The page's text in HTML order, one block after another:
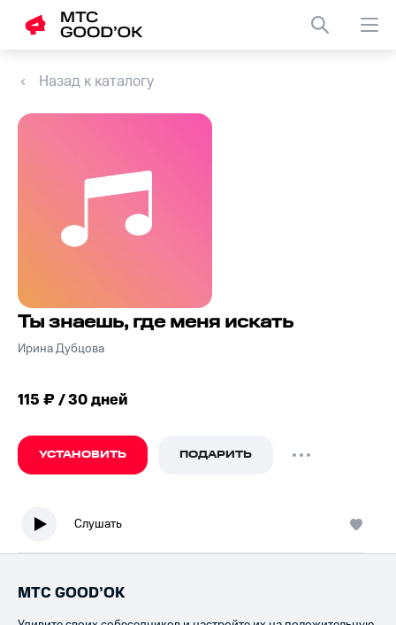
Назад к каталогу
Ты знаешь, где меня искать
Ирина Дубцова
115 ₽ / 30 дней
УСТАНОВИТЬ ПОДАРИТЬ
Слушать
МТС GOOD’OK